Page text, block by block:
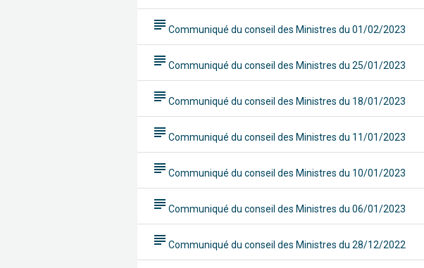
subject Communiqué du conseil des Ministres du 01/02/2023
subject Communiqué du conseil des Ministres du 25/01/2023
subject Communiqué du conseil des Ministres du 18/01/2023
subject Communiqué du conseil des Ministres du 11/01/2023
subject Communiqué du conseil des Ministres du 10/01/2023
subject Communiqué du conseil des Ministres du 06/01/2023
subject Communiqué du conseil des Ministres du 28/12/2022